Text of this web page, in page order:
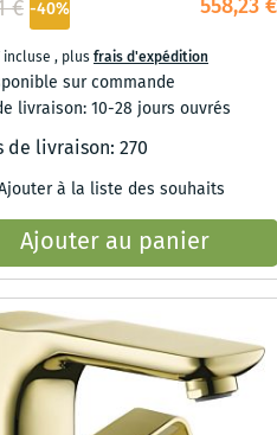
€ -40%
incluse , plusfrais d'expédition
sur commande
livraison: 10-28 jours ouvrés
de livraison: 270
à la liste des souhaits
Ajouter au panier